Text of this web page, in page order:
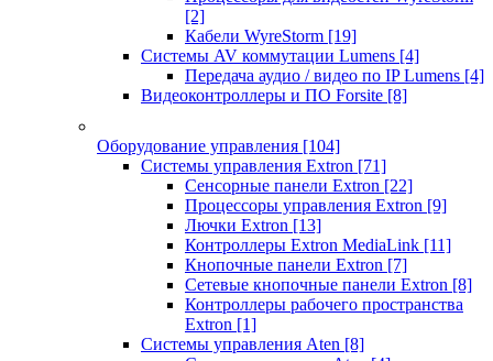
[2]
Кабели WyreStorm [19]
Системы AV коммутации Lumens [4]
Передача аудио / видео по IP Lumens [4]
Видеоконтроллеры и ПО Forsite [8]
Оборудование управления [104]
Системы управления Extron [71]
Сенсорные панели Extron [22]
Процессоры управления Extron [9]
Лючки Extron [13]
Контроллеры Extron MediaLink [11]
Кнопочные панели Extron [7]
Сетевые кнопочные панели Extron [8]
Контроллеры рабочего пространства
Extron [1]
Системы управления Aten [8]